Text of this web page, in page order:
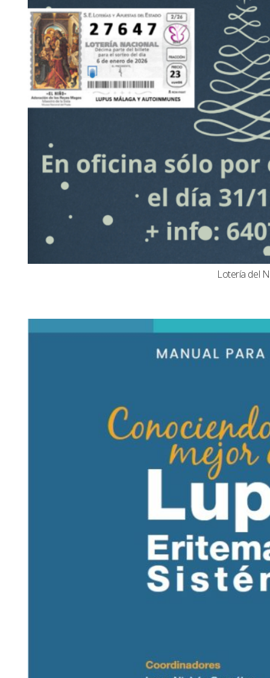
Lotería del